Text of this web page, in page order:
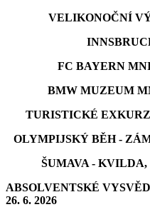
VELIKONOČNÍ
FC BAYERN
BMW MUZEUM
TURISTICKÉ
OLYMPIJSKÝ BĚH -
ŠUMAVA - KVILDA,
ABSOLVENTSKÉ
26. 6. 2026